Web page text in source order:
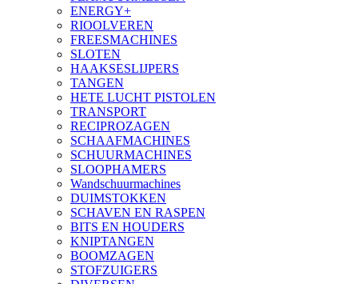
ENERGY+
RIOOLVEREN
FREESMACHINES
SLOTEN
HAAKSESLIJPERS
TANGEN
HETE LUCHT PISTOLEN
TRANSPORT
RECIPROZAGEN
SCHAAFMACHINES
SCHUURMACHINES
SLOOPHAMERS
Wandschuurmachines
DUIMSTOKKEN
SCHAVEN EN RASPEN
BITS EN HOUDERS
KNIPTANGEN
BOOMZAGEN
STOFZUIGERS